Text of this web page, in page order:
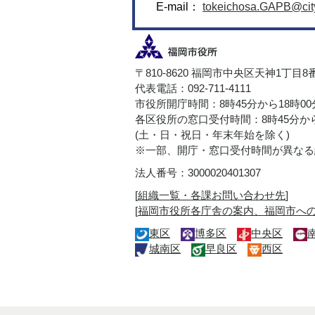
E-mail：
〒810-8620 福岡市中央区天神1丁目8
代表電話：092-711-4111
市役所開庁時間：8時45分から18時00
各区役所の窓口受付時間：8時45分か
(土・日・祝日・年末年始を除く)
※一部、開庁・窓口受付時間が異な
法人番号：3000020401307
[組織一覧・各課お問い合わせ先]
[福岡市役所各庁舎の案内、福岡市へ
東区
博多区 中央区
城南区
早良区 西区